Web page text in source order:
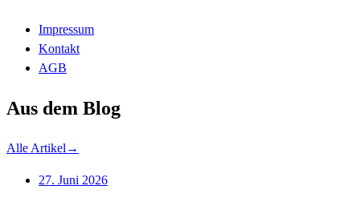
Impressum
Kontakt
AGB
Aus dem Blog
Alle Artikel →
27. Juni 2026